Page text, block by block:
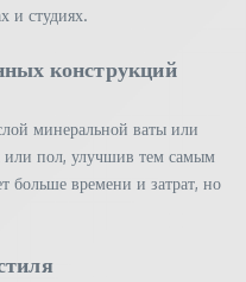
и студиях.
конструкций
минеральной ваты или
или пол, улучшив тем самым
больше времени и затрат, но